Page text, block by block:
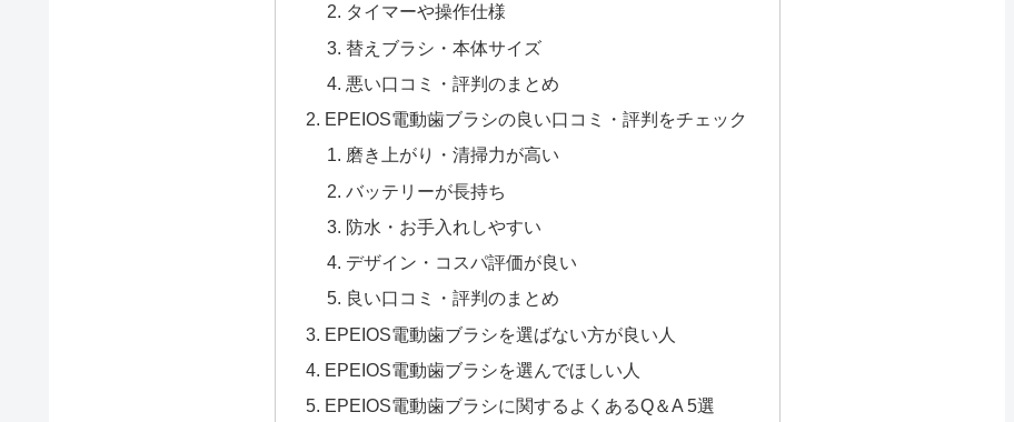
タイマーや操作仕様
替えブラシ・本体サイズ
悪い口コミ・評判のまとめ
EPEIOS電動歯ブラシの良い口コミ・評判をチェック
磨き上がり・清掃力が高い
バッテリーが長持ち
防水・お手入れしやすい
デザイン・コスパ評価が良い
良い口コミ・評判のまとめ
EPEIOS電動歯ブラシを選ばない方が良い人
EPEIOS電動歯ブラシを選んでほしい人
EPEIOS電動歯ブラシに関するよくあるQ＆A 5選